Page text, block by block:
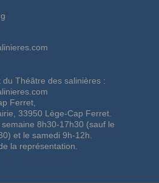
du Théâtre des salinières :
Ferret,
33950 Lège-Cap Ferret.
8h30-17h30 (sauf le
et le samedi 9h-12h.
la représentation.